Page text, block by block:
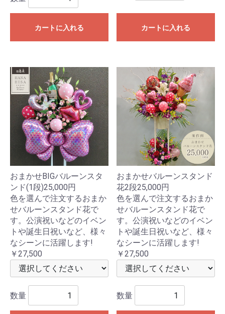
カートに入れる カートに入れる
おまかせBIGバルーンスタ
ンド(1段)25,000円
色を選んで注文するおまか
せバルーンスタンド花で
す。公演祝いなどのイベン
トや誕生日祝いなど、様々
なシーンに活躍します!
￥27,500
数量
おまかせバルーンスタンド
花2段25,000円
色を選んで注文するおまか
せバルーンスタンド花で
す。公演祝いなどのイベン
トや誕生日祝いなど、様々
なシーンに活躍します!
￥27,500
数量